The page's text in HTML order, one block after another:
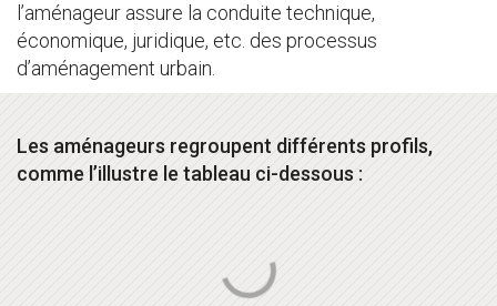
l’aménageur assure la conduite technique,
économique, juridique, etc. des processus
d’aménagement urbain.
Les aménageurs regroupent différents profils,
comme l’illustre le tableau ci-dessous :